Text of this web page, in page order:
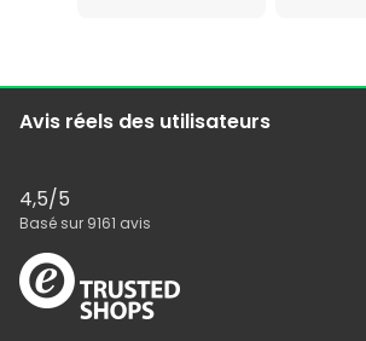
Avis réels des utilisateurs
4,5/5
Basé sur 9161 avis